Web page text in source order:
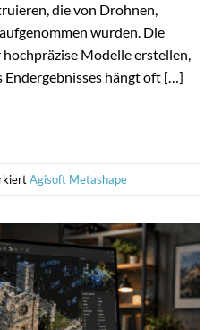
die von Drohnen,
wurden. Die
Modelle erstellen,
hängt oft […]
Agisoft Metashape